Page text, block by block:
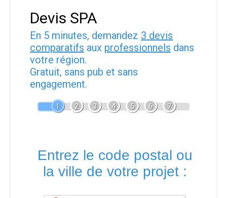
Devis SPA
En 5 minutes, demandez 3 devis
comparatifs aux professionnels dans
votre région.
Gratuit, sans pub et sans
engagement.
1 2 3 4 5 6 7
Entrez le code postal ou
la ville de votre projet :